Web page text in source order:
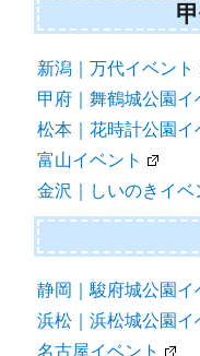
新潟｜万代イベント
甲府｜舞鶴城公園イ
松本｜花時計公園イ
富山イベント
金沢｜しいのきイベ
静岡｜駿府城公園イ
浜松｜浜松城公園イ
名古屋イベント